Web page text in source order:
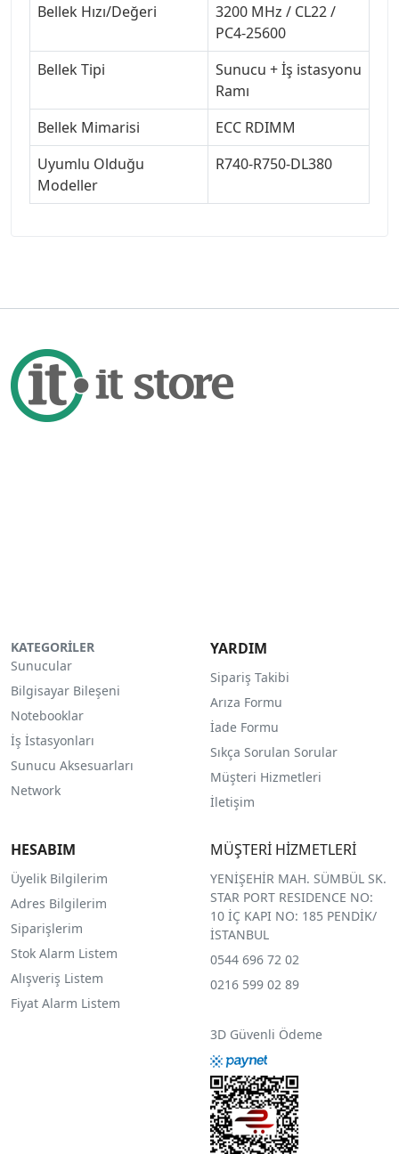
Bellek Hızı/Değeri
3200 MHz / CL22 /
PC4-25600
Bellek Tipi
Sunucu + İş istasyonu
Ramı
Bellek Mimarisi
ECC RDIMM
Uyumlu Olduğu
Modeller
R740-R750-DL380
KATEGORİLER
Sunucular
Bilgisayar Bileşeni
Notebooklar
İş İstasyonları
Sunucu Aksesuarları
Network
YARDIM
Sipariş Takibi
Arıza Formu
İade Formu
Sıkça Sorulan Sorular
Müşteri Hizmetleri
İletişim
HESABIM
Üyelik Bilgilerim
Adres Bilgilerim
Siparişlerim
Stok Alarm Listem
Alışveriş Listem
Fiyat Alarm Listem
MÜŞTERİ HİZMETLERİ
YENİŞEHİR MAH. SÜMBÜL SK.
STAR PORT RESIDENCE NO:
10 İÇ KAPI NO: 185 PENDİK/
İSTANBUL
0544 696 72 02
0216 599 02 89
3D Güvenli Ödeme